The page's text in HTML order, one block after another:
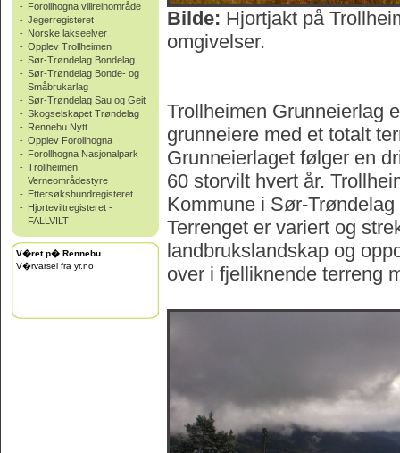
- Forollhogna villreinområde
- Jegerregisteret
- Norske lakseelver
- Opplev Trollheimen
- Sør-Trøndelag Bondelag
- Sør-Trøndelag Bonde- og
Småbrukarlag
- Sør-Trøndelag Sau og Geit
- Skogselskapet Trøndelag
- Rennebu Nytt
- Opplev Forollhogna
- Forollhogna Nasjonalpark
- Trollheimen
Verneområdestyre
- Ettersøkshundregisteret
- Hjorteviltregisteret -
FALLVILT
V�ret p� Rennebu
V�rvarsel fra yr.no
Bilde: Hjortjakt på
omgivelser.
Trollheimen Grunneierlag
grunneiere med et totalt
Grunneierlaget følger en
60 storvilt hvert år.
Kommune i Sør-
Terrenget er variert og
landbrukslandskap og
over i fjelliknende terreng